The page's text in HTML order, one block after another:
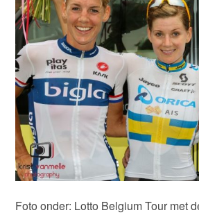
Foto onder: Lotto Belgium Tour met